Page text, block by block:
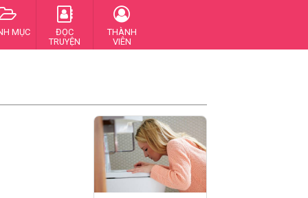
MỤC
ĐỌC
TRUYỆN
THÀNH
VIÊN